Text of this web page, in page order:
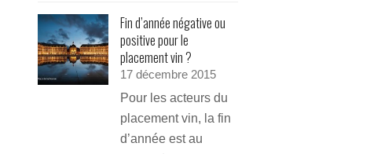
Fin d’année négative ou
positive pour le
placement vin ?
17 décembre 2015
Pour les acteurs du
placement vin, la fin
d’année est au